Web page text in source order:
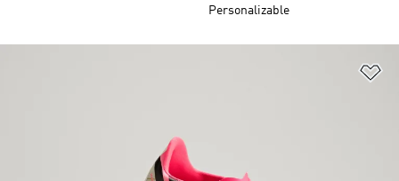
Personalizable